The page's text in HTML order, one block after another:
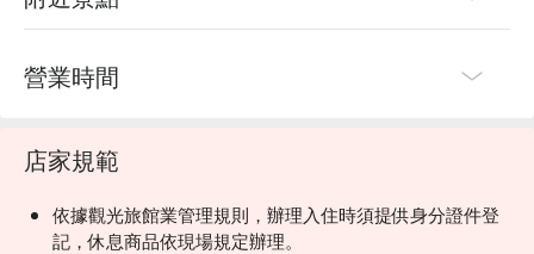
營業時間
店家規範
依據觀光旅館業管理規則，辦理入住時須提供身分證件登
記，休息商品依現場規定辦理。